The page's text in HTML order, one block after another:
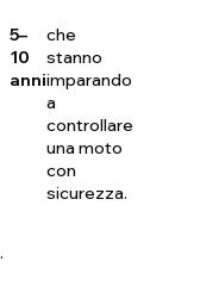
5–
10
anni
che
stanno
imparando
a
controllare
una moto
con
sicurezza.